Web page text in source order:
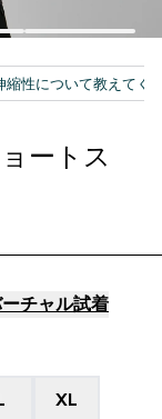
ートス
チャル試着
XL